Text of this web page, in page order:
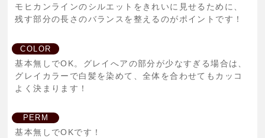
モヒカンラインのシルエットをきれいに見せるために、
残す部分の長さのバランスを整えるのがポイントです！
COLOR
基本無しでOK。グレイへアの部分が少なすぎる場合は、
グレイカラーで白髪を染めて、全体を合わせてもカッコ
よく決まります！
PERM
基本無しでOKです！